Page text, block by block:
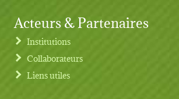
Acteurs & Partenaires
Institutions
Collaborateurs
Liens utiles